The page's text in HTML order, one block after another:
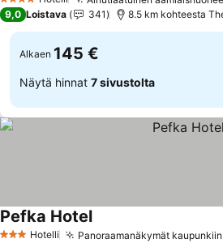
4 Tähtiluokitus
9,0 Loistava 341 8.5 km kohteesta
Alkaen 145 €
Näytä hinnat 7 sivustolta
3 Tähtiluokitus
Hotelli Panoraamanäkymät
Pefka HotelKatso hinnat